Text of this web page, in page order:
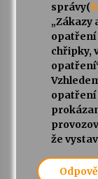
správy(
„Zákazy
opatření
chřipky,
opatření
že